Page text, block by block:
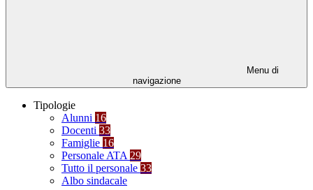
Menu di
navigazione
Tipologie
Alunni 16
Docenti 33
Famiglie 16
Personale ATA 29
Tutto il personale 33
Albo sindacale